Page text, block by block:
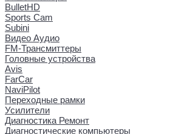
BulletHD
Sports Cam
Subini
Видео Аудио
FM-Трансмиттеры
Головные устройства
Avis
FarCar
NaviPilot
Переходные рамки
Усилители
Диагностика Ремонт
Диагностические компьютеры